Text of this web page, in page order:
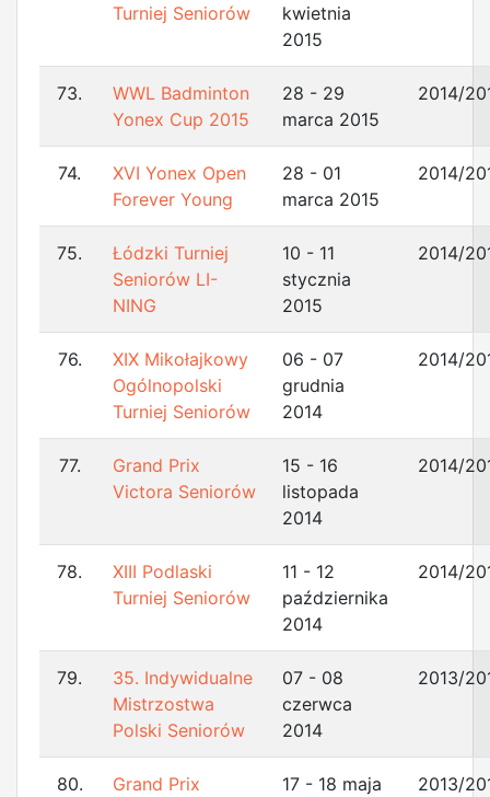
Turniej Seniorów
kwietnia
2015
73.
WWL Badminton
Yonex Cup 2015
28 - 29
marca 2015
2014/
74.
XVI Yonex Open
Forever Young
28 - 01
marca 2015
2014/
75.
Łódzki Turniej
Seniorów LI-
NING
10 - 11
stycznia
2015
2014/
76.
XIX Mikołajkowy
Ogólnopolski
Turniej Seniorów
06 - 07
grudnia
2014
2014/
77.
Grand Prix
Victora Seniorów
15 - 16
listopada
2014
2014/
78.
XIII Podlaski
Turniej Seniorów
11 - 12
października
2014
2014/
79.
35. Indywidualne
Mistrzostwa
Polski Seniorów
07 - 08
czerwca
2014
2013/
80.
Grand Prix
17 - 18 maja
2013/